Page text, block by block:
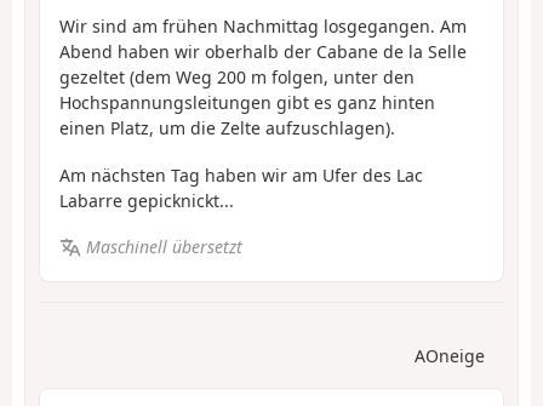
Wir sind am frühen Nachmittag losgegangen. Am
Abend haben wir oberhalb der Cabane de la Selle
gezeltet (dem Weg 200 m folgen, unter den
Hochspannungsleitungen gibt es ganz hinten
einen Platz, um die Zelte aufzuschlagen).
Am nächsten Tag haben wir am Ufer des Lac
Labarre gepicknickt...
Maschinell übersetzt
AOneige